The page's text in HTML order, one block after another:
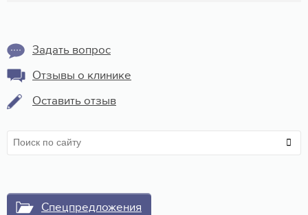
Задать вопрос
Отзывы о клинике
Оставить отзыв
Спецпредложения